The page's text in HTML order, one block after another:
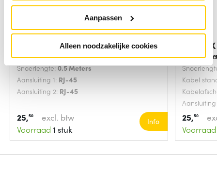
Aanpassen
Alleen noodzakelijke cookies
C2G 0,5 m Cat5e Non-Booted
Unshielded
Snoerlengte:0.5 Meters
Aansluiting 1: RJ-45
Aansluiting 2: RJ-45
25,50
excl. btw
Voorraad 1 stuk
Info
m
Kabel
25,50
Voorraad